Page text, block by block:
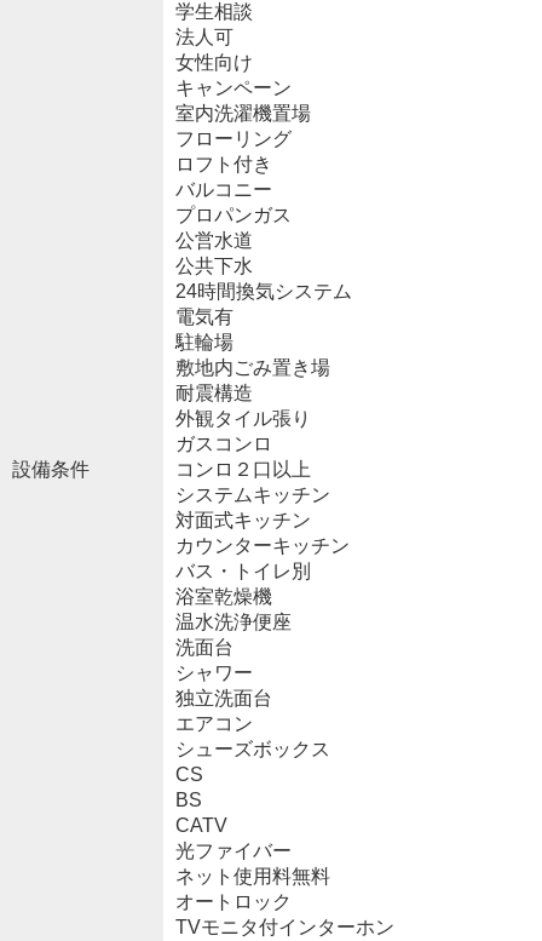
設備条件
学生相談
法人可
女性向け
キャンペーン
室内洗濯機置場
フローリング
ロフト付き
バルコニー
プロパンガス
公営水道
公共下水
24時間換気システム
電気有
駐輪場
敷地内ごみ置き場
耐震構造
外観タイル張り
ガスコンロ
コンロ２口以上
システムキッチン
対面式キッチン
カウンターキッチン
バス・トイレ別
浴室乾燥機
温水洗浄便座
洗面台
シャワー
独立洗面台
エアコン
シューズボックス
CS
BS
CATV
光ファイバー
ネット使用料無料
オートロック
TVモニタ付インターホン